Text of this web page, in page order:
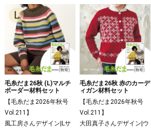
毛糸だま26秋 (L)マルチ
ボーダー材料セット
【毛糸だま2026年秋号
Vol.211】
風工房さんデザイン|Lサ
毛糸だま26秋 赤のカーデ
ィガン材料セット
【毛糸だま2026年秋号
Vol.211】
大田真子さんデザイン|ウ